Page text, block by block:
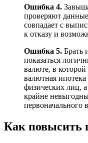
Ошибка 4.
проверяют
совпадает с
к отказу и
Ошибка 5. Брать
показаться
валюте, в
валютная
физических лиц,
крайне
первоначального
Как повысить